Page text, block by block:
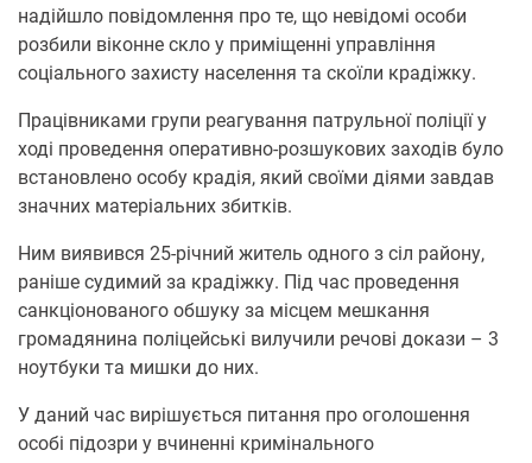
надійшло повідомлення про те, що невідомі особи
розбили віконне скло у приміщенні управління
соціального захисту населення та скоїли крадіжку.
Працівниками групи реагування патрульної поліції у
ході проведення оперативно-розшукових заходів було
встановлено особу крадія, який своїми діями завдав
значних матеріальних збитків.
Ним виявився 25-річний житель одного з сіл району,
раніше судимий за крадіжку. Під час проведення
санкціонованого обшуку за місцем мешкання
громадянина поліцейські вилучили речові докази – 3
ноутбуки та мишки до них.
У даний час вирішується питання про оголошення
особі підозри у вчиненні кримінального